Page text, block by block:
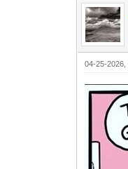
04-25-